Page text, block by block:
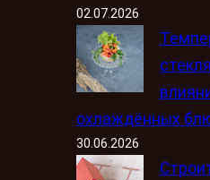
02.07.2026
охлаждённых
30.06.2026